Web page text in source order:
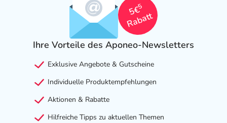
5€
5
Rabatt
Ihre Vorteile des Aponeo-Newsletters
Exklusive Angebote & Gutscheine
Individuelle Produktempfehlungen
Aktionen & Rabatte
Hilfreiche Tipps zu aktuellen Themen